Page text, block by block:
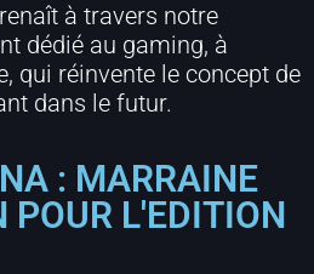
à travers notre
dédié au gaming, à
qui réinvente le concept de
dans le futur.
: MARRAINE
POUR L'EDITION